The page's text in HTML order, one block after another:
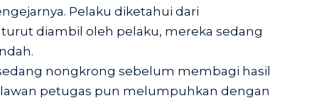
Pelaku diketahui dari
diambil oleh pelaku, mereka sedang
nongkrong sebelum membagi hasil
petugas pun melumpuhkan dengan